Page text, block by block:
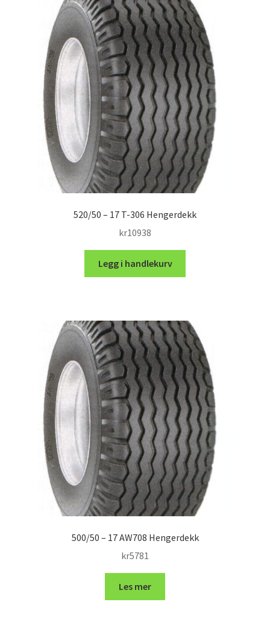
520/50 – 17 T-306 Hengerdekk
kr10938
Legg i handlekurv
500/50 – 17 AW708 Hengerdekk
kr5781
Les mer